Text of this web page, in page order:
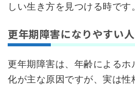
しい生き方を見つける時です
更年期障害になりやすい
更年期障害は、年齢による
化が主な原因ですが、実は性